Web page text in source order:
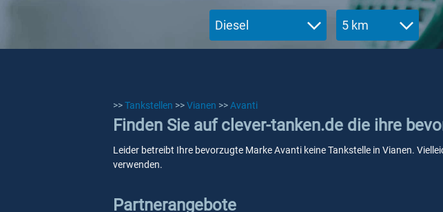
Diesel 5 km
>>Tankstellen >>Vianen >>Avanti
Finden Sie auf clever-tanken.de die ihre
Leider betreibt Ihre bevorzugte Marke Avanti keine Tankstelle in Vianen.
verwenden.
Partnerangebote